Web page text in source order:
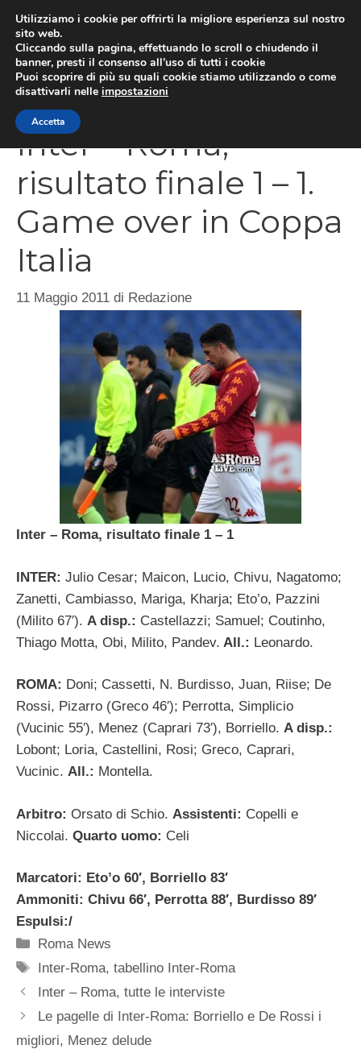
contenuto
Inter – Roma,
risultato finale 1 – 1.
Game over in Coppa
Italia
11 Maggio 2011 di Redazione
Inter – Roma, risultato finale 1 – 1
INTER: Julio Cesar; Maicon, Lucio, Chivu, Nagatomo;
Zanetti, Cambiasso, Mariga, Kharja; Eto’o, Pazzini
(Milito 67′). A disp.: Castellazzi; Samuel; Coutinho,
Thiago Motta, Obi, Milito, Pandev. All.: Leonardo.
ROMA: Doni; Cassetti, N. Burdisso, Juan, Riise; De
Rossi, Pizarro (Greco 46′); Perrotta, Simplicio
(Vucinic 55′), Menez (Caprari 73′), Borriello. A disp.:
Lobont; Loria, Castellini, Rosi; Greco, Caprari,
Vucinic. All.: Montella.
Arbitro: Orsato di Schio. Assistenti: Copelli e
Niccolai. Quarto uomo: Celi
Marcatori: Eto’o 60′, Borriello 83′
Ammoniti: Chivu 66′, Perrotta 88′, Burdisso 89′
Espulsi:/
Categorie
Roma News
Tag
Inter-Roma,tabellino Inter-Roma
Inter – Roma, tutte le interviste
Le pagelle di Inter-Roma: Borriello e De Rossi i
migliori, Menez delude
Utilizziamo i cookie per offrirti la migliore esperienza sul nostro
sito web.
Cliccando sulla pagina, effettuando lo scroll o chiudendo il
banner, presti il consenso all’uso di tutti i cookie
Puoi scoprire di più su quali cookie stiamo utilizzando o come
disattivarli nelle impostazioni
Accetta